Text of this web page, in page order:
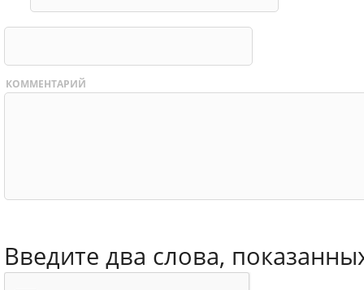
КОММЕНТАРИЙ
Введите два слова,